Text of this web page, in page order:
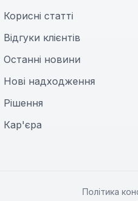
Корисні статті
Відгуки клієнтів
Останні новини
Нові надходження
Рішення
Кар'єра
Політика